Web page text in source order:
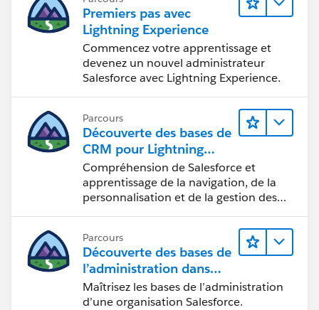
Premiers pas avec
Lightning Experience
Commencez votre apprentissage et
devenez un nouvel administrateur
Salesforce avec Lightning Experience.
Parcours
Découverte des bases de
CRM pour Lightning
Experience
Compréhension de Salesforce et
apprentissage de la navigation, de la
personnalisation et de la gestion des
Parcours
Découverte des bases de
l’administration dans
Lightning Experience
Maîtrisez les bases de l’administration
d’une organisation Salesforce.